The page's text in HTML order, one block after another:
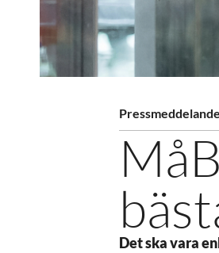
Pressmeddelande
Det ska vara